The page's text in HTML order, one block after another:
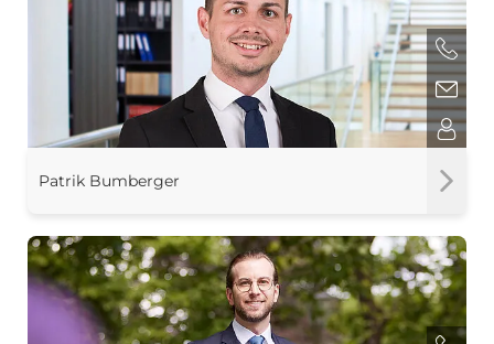
Patrik Bumberger